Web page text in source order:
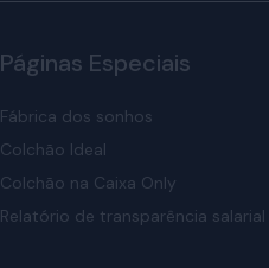
Páginas Especiais
Fábrica dos sonhos
Colchão Ideal
Colchão na Caixa Only
Relatório de transparência salarial